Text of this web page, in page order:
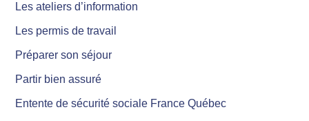
Les ateliers d’information
Les permis de travail
Préparer son séjour
Partir bien assuré
Entente de sécurité sociale France Québec